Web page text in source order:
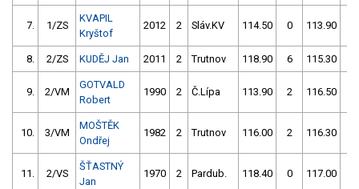
7. 1/ZS
KVAPIL
Kryštof
2012 2 Sláv.KV 114.50 0 113.90
8. 2/ZS KUDĚJ Jan 2011 2 Trutnov 118.90 6 115.30
9. 2/VM
GOTVALD
Robert
1990 2 Č.Lípa 113.90 2 116.50
10. 3/VM
MOŠTĚK
Ondřej
1982 2 Trutnov 116.00 2 116.30
11. 2/VS
ŠŤASTNÝ
Jan
1970 2 Pardub. 118.40 0 117.00